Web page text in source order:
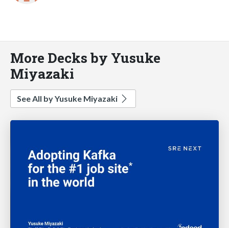
More Decks by Yusuke
Miyazaki
See All by Yusuke Miyazaki